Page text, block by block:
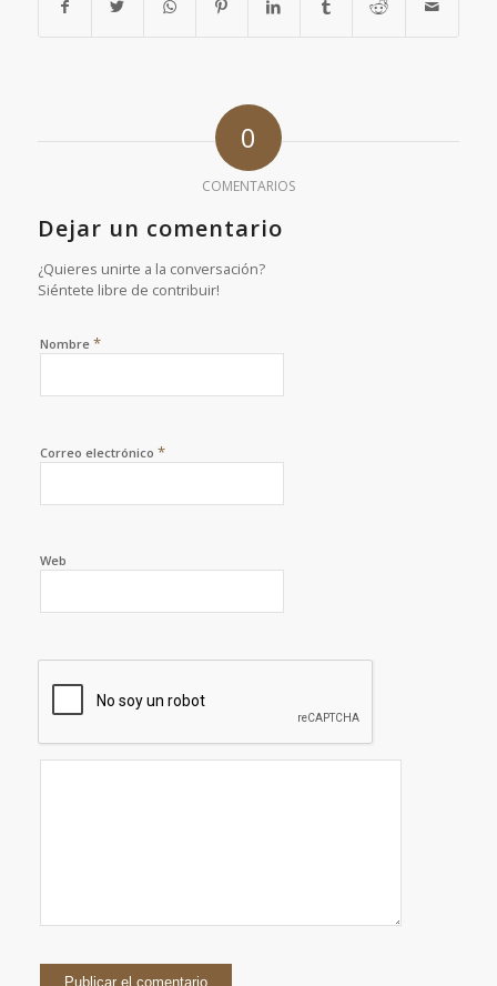
0
COMENTARIOS
Dejar un comentario
¿Quieres unirte a la conversación?
Siéntete libre de contribuir!
Nombre *
Correo electrónico *
Web